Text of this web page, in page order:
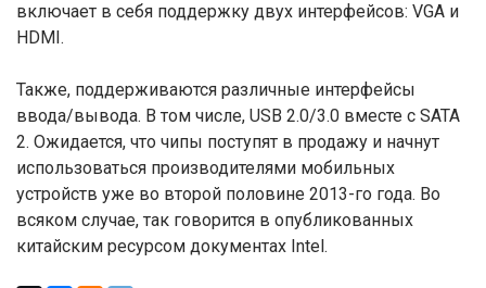
включает в себя поддержку двух интерфейсов: VGA и
HDMI.
Также, поддерживаются различные интерфейсы
ввода/вывода. В том числе, USB 2.0/3.0 вместе с SATA
2. Ожидается, что чипы поступят в продажу и начнут
использоваться производителями мобильных
устройств уже во второй половине 2013-го года. Во
всяком случае, так говорится в опубликованных
китайским ресурсом документах Intel.